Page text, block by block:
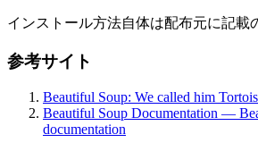
インストール方法自体は配布元に記載
参考サイト
Beautiful Soup: We called him
Beautiful Soup Documentation —
documentation